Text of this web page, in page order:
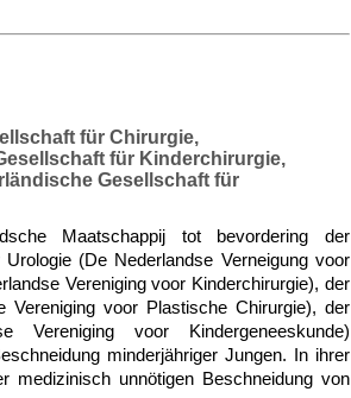
für Chirurgie,
für Kinderchirurgie,
Gesellschaft für
Maatschappij tot bevordering der
(De Nederlandse Verneigung voor
Vereniging voor Kinderchirurgie), der
Vereniging voor Plastische Chirurgie), der
Vereniging voor Kindergeneeskunde)
minderjähriger Jungen. In ihrer
medizinisch unnötigen Beschneidung von